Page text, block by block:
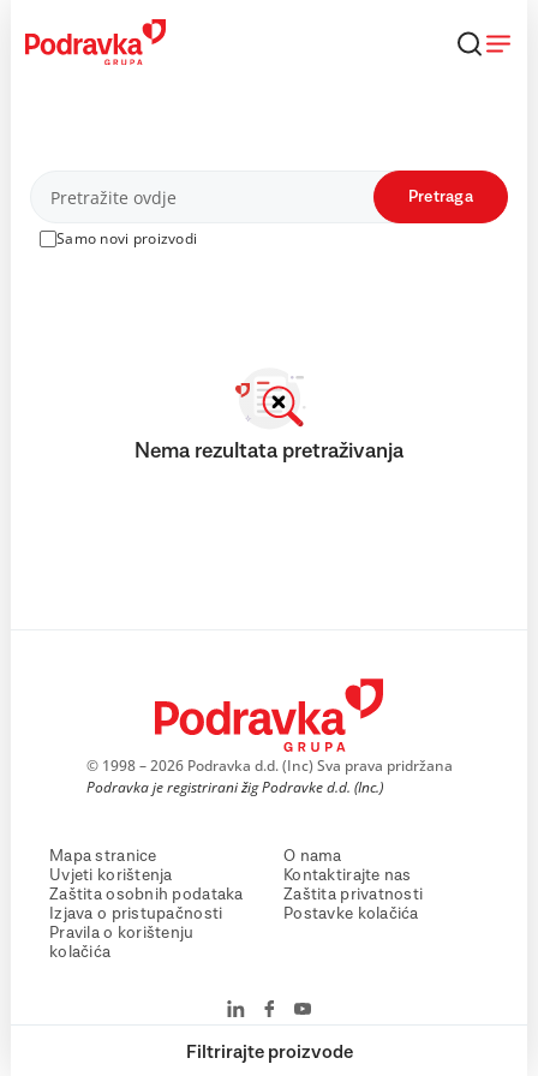
content
Proizvodi
Samo novi proizvodi
Pretraga
Filtrirajte proizvode
Nema rezultata pretraživanja
© 1998 – 2026 Podravka d.d. (Inc) Sva prava pridržana
Podravka je registrirani žig Podravke d.d. (Inc.)
Mapa stranice
Uvjeti korištenja
Zaštita osobnih podataka
Izjava o pristupačnosti
Pravila o korištenju
kolačića
O nama
Kontaktirajte nas
Zaštita privatnosti
Postavke kolačića